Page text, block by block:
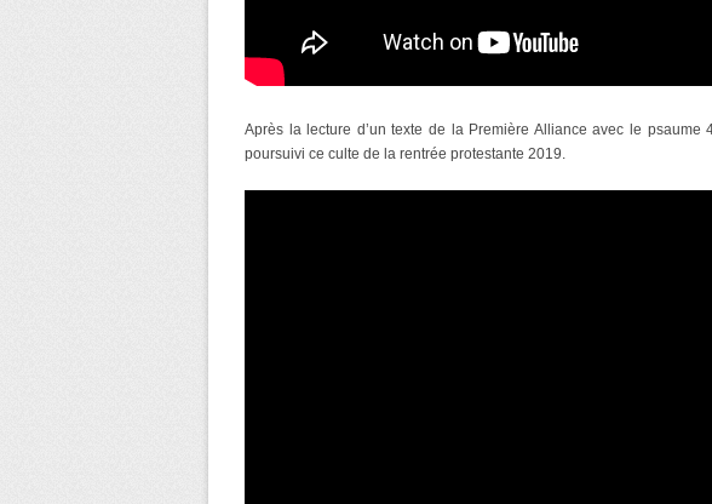
Après la lecture d’un texte de la Première Alliance avec le psaume
poursuivi ce culte de la rentrée protestante 2019.